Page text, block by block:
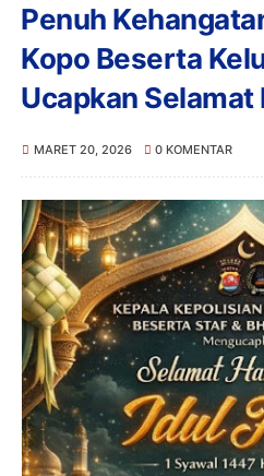
Penuh
Kopo Beserta
Ucapkan Selamat
MARET 20, 2026 0 KOMENTAR